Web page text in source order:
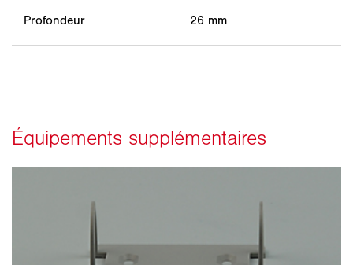
Profondeur 26 mm